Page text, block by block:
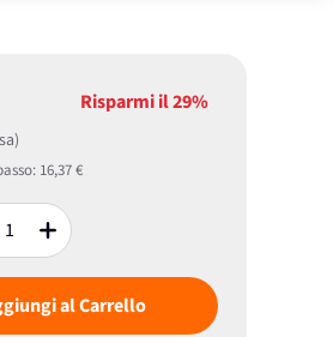
Risparmi il29%
16,37 €
al Carrello